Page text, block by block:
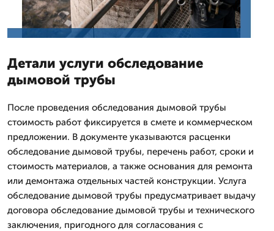
Детали услуги обследование
дымовой трубы
После проведения обследования дымовой трубы
стоимость работ фиксируется в смете и коммерческом
предложении. В документе указываются расценки
обследование дымовой трубы, перечень работ, сроки и
стоимость материалов, а также основания для ремонта
или демонтажа отдельных частей конструкции. Услуга
обследование дымовой трубы предусматривает выдачу
договора обследование дымовой трубы и технического
заключения, пригодного для согласования с